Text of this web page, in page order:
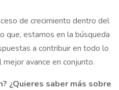
de crecimiento dentro del
que, estamos en la búsqueda
a contribuir en todo lo
avance en conjunto.
¿Quieres saber más sobre